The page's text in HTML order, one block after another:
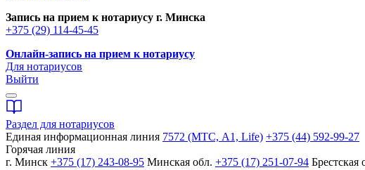
Запись на прием к нотариусу г. Минска
+375 (29) 114-45-45
Онлайн-запись на прием к нотариусу
Для нотариусов
Выйти
Раздел для нотариусов
Единая информационная линия 7572 (МТС, A1, Life) +375 (44) 592-99-27
Горячая линия
г. Минск +375 (17) 243-08-95 Минская обл. +375 (17) 251-07-94 Брестская